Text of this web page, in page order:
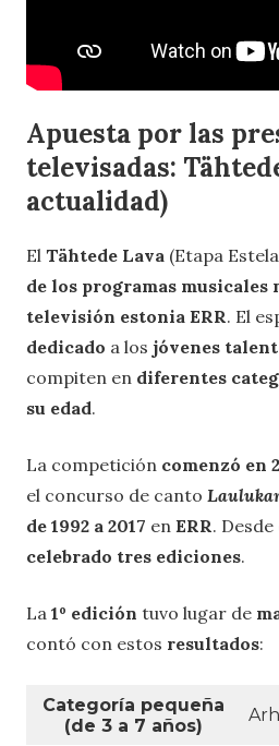
Apuesta por las
televisadas:
actualidad)
El Tähtede Lava (Etapa
de los programas musicales
televisión estonia ERR. El
dedicado a los jóvenes
compiten en diferentes
su edad.
La competición comenzó en
el concurso de canto
de 1992 a 2017 en ERR.
celebrado tres ediciones.
La 1º edición tuvo lugar de
contó con estos resultados:
Categoría pequeña
(de 3 a 7 años)